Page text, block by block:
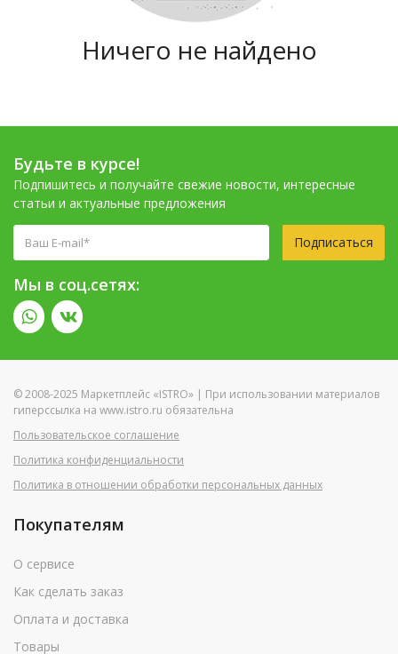
Ничего не найдено
Будьте в курсе!
Подпишитесь и получайте свежие новости, интересные
статьи и актуальные предложения
Подписаться
Мы в соц.сетях:
© 2008-2025 Маркетплейс «ISTRO» | При использовании материалов
гиперссылка на www.istro.ru обязательна
Пользовательское соглашение
Политика конфиденциальности
Политика в отношении обработки персональных данных
Покупателям
О сервисе
Как сделать заказ
Оплата и доставка
Товары